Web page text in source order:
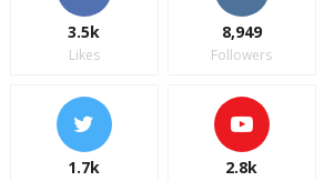
3.5k
Likes
8,949
Followers
1.7k 2.8k